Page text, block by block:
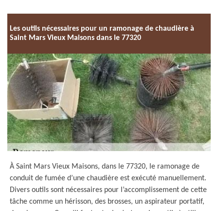
Les outils nécessaires pour un ramonage de chaudière à
Saint Mars Vieux Maisons dans le 77320
À Saint Mars Vieux Maisons, dans le 77320, le ramonage de
conduit de fumée d’une chaudière est exécuté manuellement.
Divers outils sont nécessaires pour l’accomplissement de cette
tâche comme un hérisson, des brosses, un aspirateur portatif,